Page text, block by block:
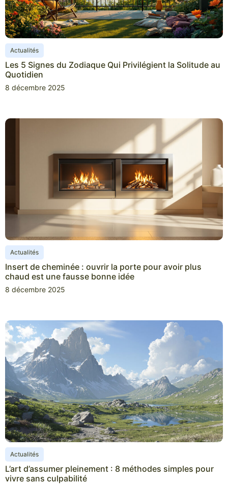
Actualités
Les 5 Signes du Zodiaque Qui Privilégient la Solitude au
Quotidien
8 décembre 2025
Actualités
Insert de cheminée : ouvrir la porte pour avoir plus
chaud est une fausse bonne idée
8 décembre 2025
Actualités
L’art d’assumer pleinement : 8 méthodes simples pour
vivre sans culpabilité